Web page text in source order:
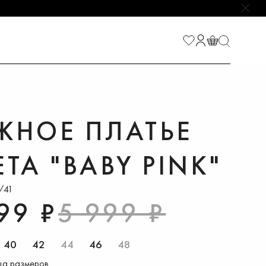
ПЛАТЬЕ
"BABY PINK"
₽5 999 ₽
40 42 44 46 48
размеров